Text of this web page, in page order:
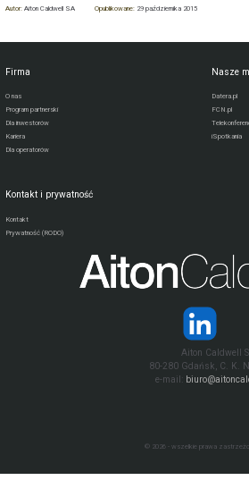
Autor:Aiton Caldwell SA Opublikowane: 29 października 2015
Firma
O nas
Program partnerski
Dla inwestorów
Kariera
Dla operatorów
Nasze
Datera.pl
FCN.pl
iSpotkania
Kontakt i prywatność
Kontakt
Prywatność (RODO)
Aiton Caldwell
80-280 Gdańsk, C. K.
e-mail:
© 2026 - wszelkie prawa